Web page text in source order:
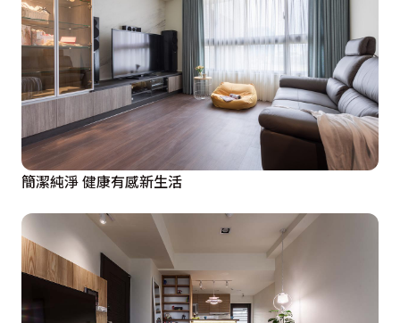
簡潔純淨 健康有感新生活